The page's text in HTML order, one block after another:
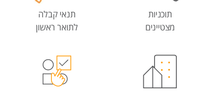
תוכניות
מצטיינים
תנאי קבלה
לתואר ראשון